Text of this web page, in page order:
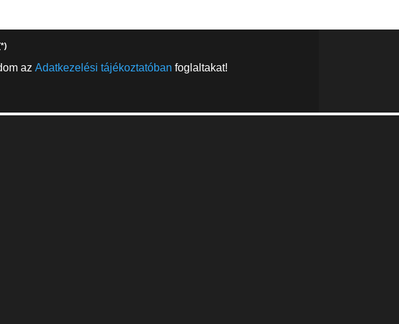
az Adatkezelési tájékoztatóban foglaltakat!